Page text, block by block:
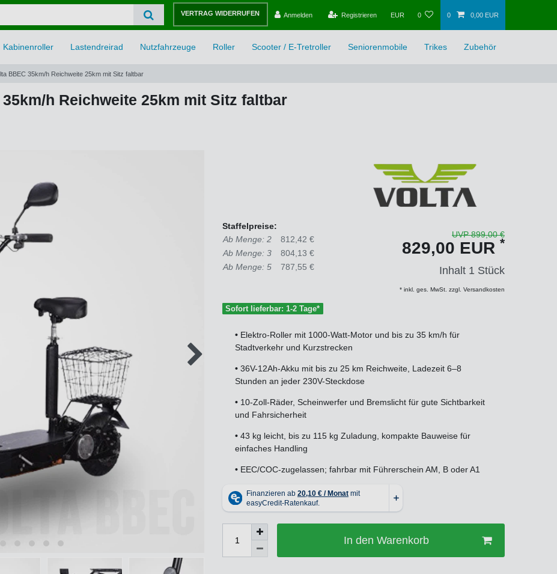
VERTRAG WIDERRUFEN Anmelden Registrieren EUR 0 0 0,00 EUR
Kabinenroller Lastendreirad Nutzfahrzeuge Roller Scooter / E-Tretroller Seniorenmobile Trikes Zubehör
BBEC 35km/h Reichweite 25km mit Sitz faltbar
h Reichweite 25km mit Sitz faltbar
Staffelpreise:
Ab Menge: 2
812,42 €
Ab Menge: 3
804,13 €
Ab Menge: 5
787,55 €
UVP 899,00 €
829,00 EUR *
Inhalt 1 Stück
* inkl. ges. MwSt. zzgl. Versandkosten
Sofort lieferbar: 1-2 Tage*
• Elektro-Roller mit 1000-Watt-Motor und bis zu 35 km/h für
Stadtverkehr und Kurzstrecken
• 36V-12Ah-Akku mit bis zu 25 km Reichweite, Ladezeit 6–8
Stunden an jeder 230V-Steckdose
• 10-Zoll-Räder, Scheinwerfer und Bremslicht für gute Sichtbarkeit
und Fahrsicherheit
• 43 kg leicht, bis zu 115 kg Zuladung, kompakte Bauweise für
einfaches Handling
• EEC/COC-zugelassen; fahrbar mit Führerschein AM, B oder A1
In den Warenkorb